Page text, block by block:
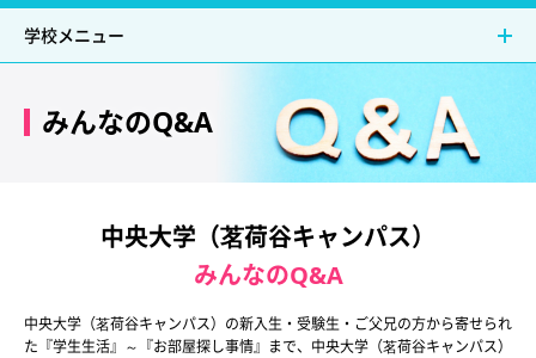
学校メニュー
みんなのQ&A
中央大学（茗荷谷キャンパス）
みんなのQ&A
中央大学（茗荷谷キャンパス）の新入生・受験生・ご父兄の方から寄せられ
た『学生生活』～『お部屋探し事情』まで、中央大学（茗荷谷キャンパス）